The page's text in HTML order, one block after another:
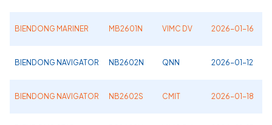
BIENDONG MARINER MB2601N VIMC DV 2026-01-16
BIENDONG NAVIGATOR NB2602N QNN 2026-01-12
BIENDONG NAVIGATOR NB2602S CMIT 2026-01-18